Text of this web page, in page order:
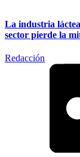
La industria
sector pierde la
Redacción